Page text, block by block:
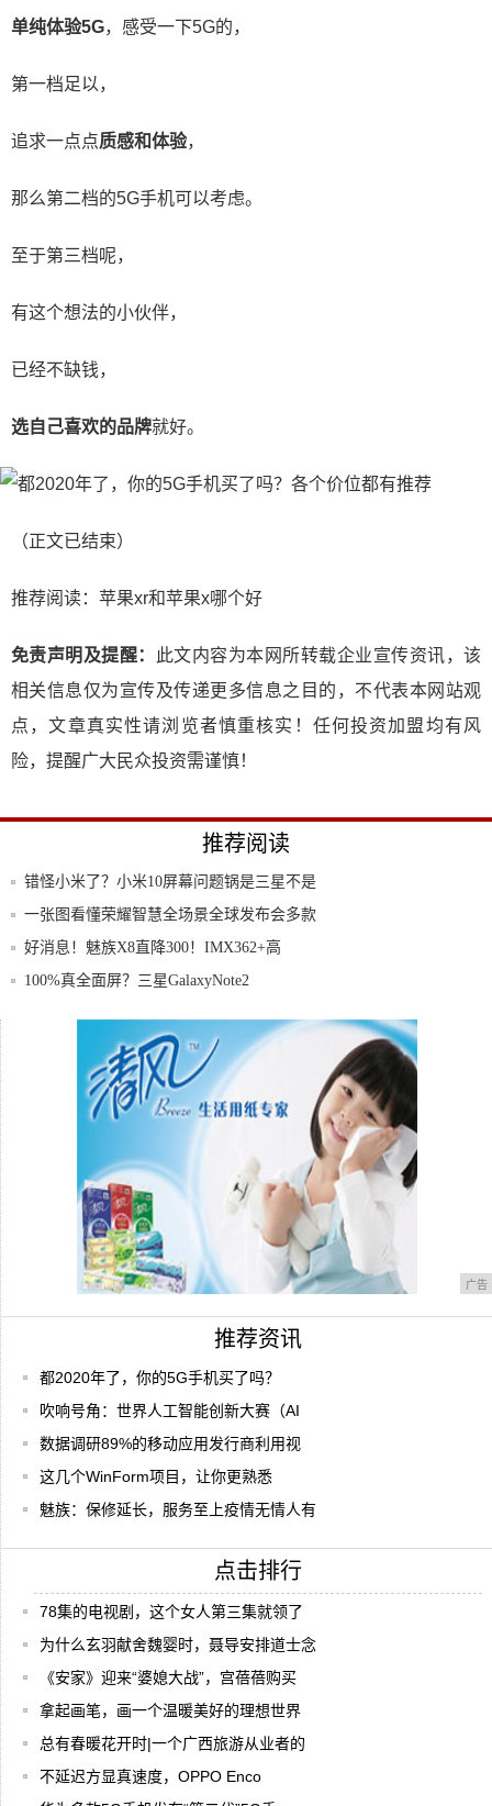
单纯体验5G，感受一下5G的，
第一档足以，
追求一点点质感和体验，
那么第二档的5G手机可以考虑。
至于第三档呢，
有这个想法的小伙伴，
已经不缺钱，
选自己喜欢的品牌就好。
（正文已结束）
推荐阅读： 苹果xr和苹果x哪个好
免责声明及提醒：
此文内容为本网所转载企业宣传资讯，该
相关信息仅为宣传及传递更多信息之目的，不代表本网站观
点，文章真实性请浏览者慎重核实！任何投资加盟均有风
险，提醒广大民众投资需谨慎！
推荐阅读
错怪小米了？小米10屏幕问题锅是三星不是
小米
一张图看懂荣耀智慧全场景全球发布会多款
新品亮
好消息！魅族X8直降300！IMX362+高
100%真全面屏？三星GalaxyNote2
魅族：保修延长，服务至上疫情无情人有情
广告
推荐资讯
都2020年了，你的5G手机买了吗？
吹响号角：世界人工智能创新大赛（AI
数据调研89%的移动应用发行商利用视
这几个WinForm项目，让你更熟悉
魅族：保修延长，服务至上疫情无情人有
点击排行
78集的电视剧，这个女人第三集就领了
为什么玄羽献舍魏婴时，聂导安排道士念
《安家》迎来“婆媳大战”，宫蓓蓓购买
拿起画笔，画一个温暖美好的理想世界
总有春暖花开时|一个广西旅游从业者的
不延迟方显真速度，OPPO Enco